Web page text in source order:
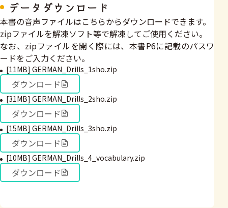
データダウンロード
本書の音声ファイルはこちらからダウンロードできます。
zipファイルを解凍ソフト等で解凍してご使用ください。
なお、zipファイルを開く際には、本書P6に記載のパスワ
ードをご入力ください。
[11MB] GERMAN_Drills_1sho.zip
ダウンロード
[31MB] GERMAN_Drills_2sho.zip
ダウンロード
[15MB] GERMAN_Drills_3sho.zip
ダウンロード
[10MB] GERMAN_Drills_4_vocabulary.zip
ダウンロード